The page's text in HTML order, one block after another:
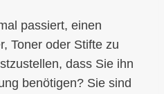
passiert, einen
Toner oder Stifte zu
dass Sie ihn
benötigen? Sie sind